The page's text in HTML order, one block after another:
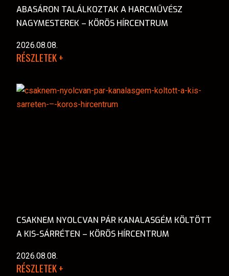
ABASÁRON TALÁLKOZTAK A HARCMŰVÉSZ
NAGYMESTEREK – KÖRÖS HÍRCENTRUM
2026.08.08.
RÉSZLETEK +
CSAKNEM NYOLCVAN PÁR KANALASGÉM KÖLTÖTT
A KIS-SÁRRÉTEN – KÖRÖS HÍRCENTRUM
2026.08.08.
RÉSZLETEK +